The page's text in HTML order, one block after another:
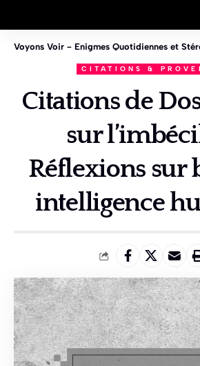
CITATIONS &
Citations de
sur
Réflexions sur
intelligence